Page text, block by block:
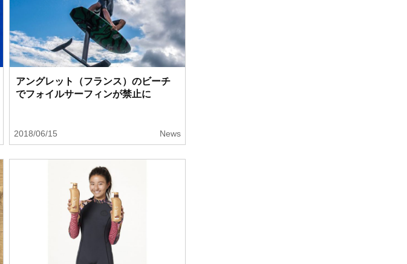
アングレット（フランス）のビーチ
でフォイルサーフィンが禁止に
2018/06/15 News